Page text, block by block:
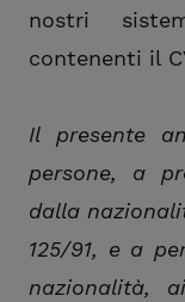
nostri
contenenti il
Il presente
persone, a
dalla
125/91, e a
nazionalità,